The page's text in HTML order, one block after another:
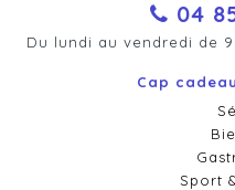
04
Du lundi au vendredi de
Cap
Sport